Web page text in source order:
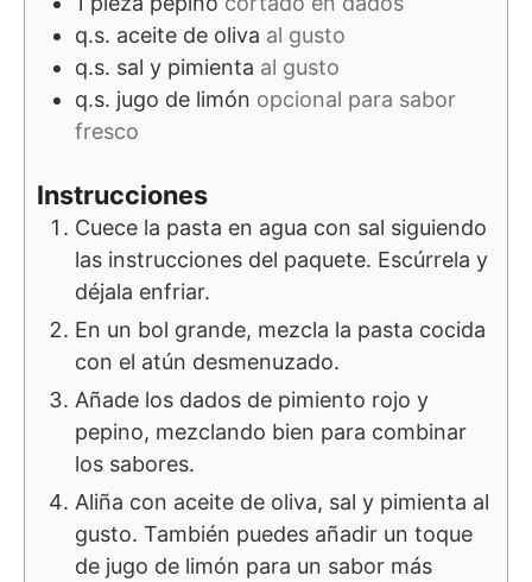
q.s. aceite de oliva al gusto
q.s. sal y pimienta al gusto
q.s. jugo de limón opcional para sabor
fresco
Instrucciones
Cuece la pasta en agua con sal siguiendo
las instrucciones del paquete. Escúrrela y
déjala enfriar.
En un bol grande, mezcla la pasta cocida
con el atún desmenuzado.
Añade los dados de pimiento rojo y
pepino, mezclando bien para combinar
los sabores.
Aliña con aceite de oliva, sal y pimienta al
gusto. También puedes añadir un toque
de jugo de limón para un sabor más